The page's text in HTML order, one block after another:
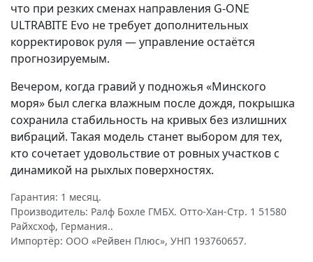
что при резких сменах направления G-ONE
ULTRABITE Evo не требует дополнительных
корректировок руля — управление остаётся
прогнозируемым.
Вечером, когда гравий у подножья «Минского
моря» был слегка влажным после дождя, покрышка
сохранила стабильность на кривых без излишних
вибраций. Такая модель станет выбором для тех,
кто сочетает удовольствие от ровных участков с
динамикой на рыхлых поверхностях.
Гарантия: 1 месяц.
Производитель: Ралф Бохле ГМБХ. Отто-Хан-Стр. 1 51580
Райхсхоф, Германия..
Импортёр: ООО «Рейвен Плюс», УНП 193760657.